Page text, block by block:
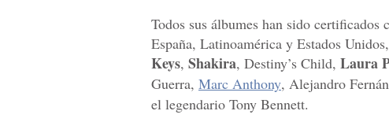
Todos sus álbumes han sido certificados
España, Latinoamérica y Estados
Keys, Shakira, Destiny’s Child, Laura
Guerra, Marc Anthony, Alejandro
el legendario Tony Bennett.